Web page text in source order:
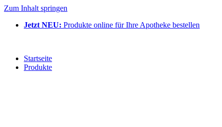
Zum Inhalt springen
Jetzt NEU: Produkte online für Ihre Apotheke bestellen
Startseite
Produkte